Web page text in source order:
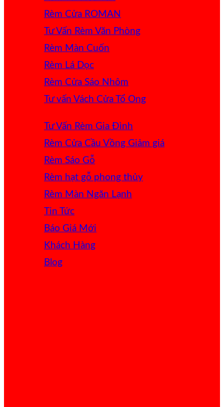
Rèm Cửa ROMAN
Tư Vấn Rèm Văn Phòng
Rèm Màn Cuốn
Rèm Lá Dọc
Rèm Cửa Sáo Nhôm
Tư vấn Vách Cửa Tổ Ong
Tư Vấn Rèm Gia Đình
Rèm Cửa Cầu Vồng
Rèm Sáo Gỗ
Rèm hạt gỗ phong thủy
Rèm Màn Ngăn Lạnh
Tin Tức
Báo Giá
Khách Hàng
Blog